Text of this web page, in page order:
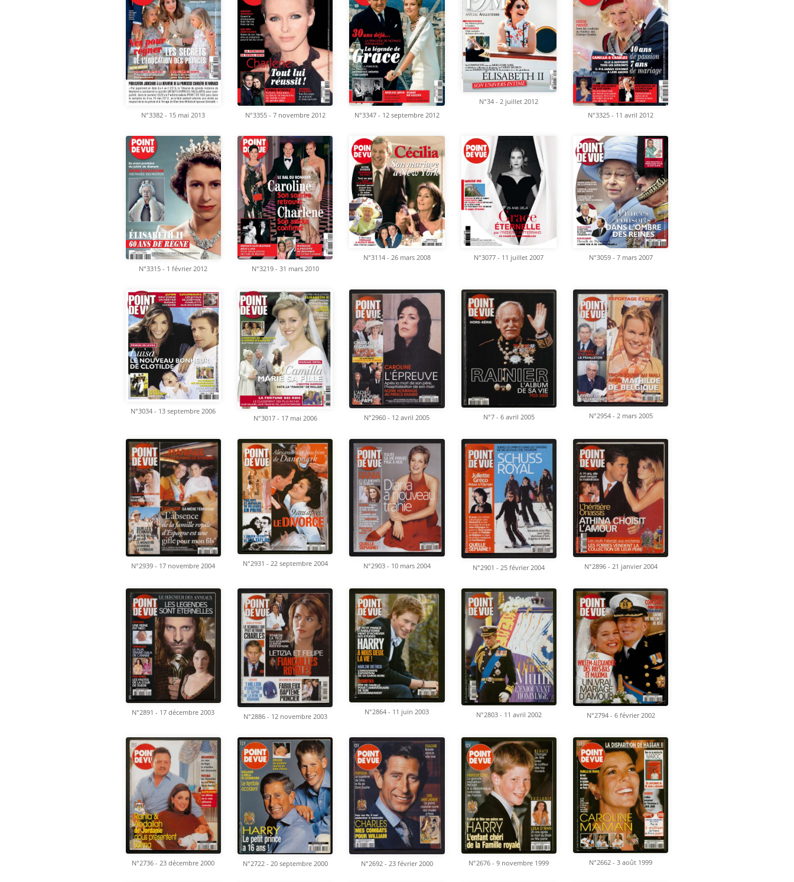
N°3382 - 15 mai 2013 N°3355 - 7 novembre 2012 N°3347 - 12 septembre 2012
N°34 - 2 juillet 2012
N°3325 - 11 avril 2012
N°3315 - 1 février 2012 N°3219 - 31 mars 2010
N°3114 - 26 mars 2008 N°3077 - 11 juillet 2007 N°3059 - 7 mars 2007
N°3034 - 13 septembre 2006
N°3017 - 17 mai 2006
N°2960 - 12 avril 2005 N°7 - 6 avril 2005 N°2954 - 2 mars 2005
N°2939 - 17 novembre 2004 N°2931 - 22 septembre 2004 N°2903 - 10 mars 2004 N°2901 - 25 février 2004 N°2896 - 21 janvier 2004
N°2891 - 17 décembre 2003 N°2886 - 12 novembre 2003
N°2864 - 11 juin 2003 N°2803 - 11 avril 2002 N°2794 - 6 février 2002
N°2736 - 23 décembre 2000 N°2722 - 20 septembre 2000 N°2692 - 23 février 2000 N°2676 - 9 novembre 1999 N°2662 - 3 août 1999